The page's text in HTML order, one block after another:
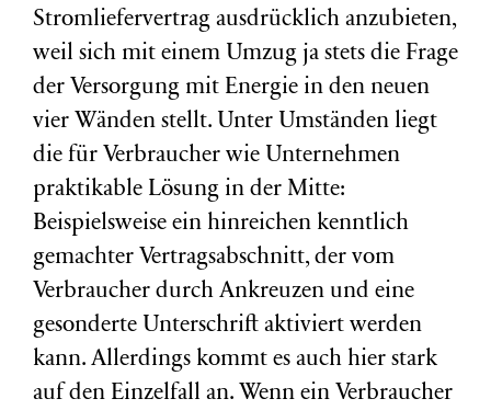
Stromliefervertrag ausdrücklich anzubieten,
weil sich mit einem Umzug ja stets die Frage
der Versorgung mit Energie in den neuen
vier Wänden stellt. Unter Umständen liegt
die für Verbraucher wie Unternehmen
praktikable Lösung in der Mitte:
Beispielsweise ein hinreichen kenntlich
gemachter Vertragsabschnitt, der vom
Verbraucher durch Ankreuzen und eine
gesonderte Unterschrift aktiviert werden
kann. Allerdings kommt es auch hier stark
auf den Einzelfall an. Wenn ein Verbraucher